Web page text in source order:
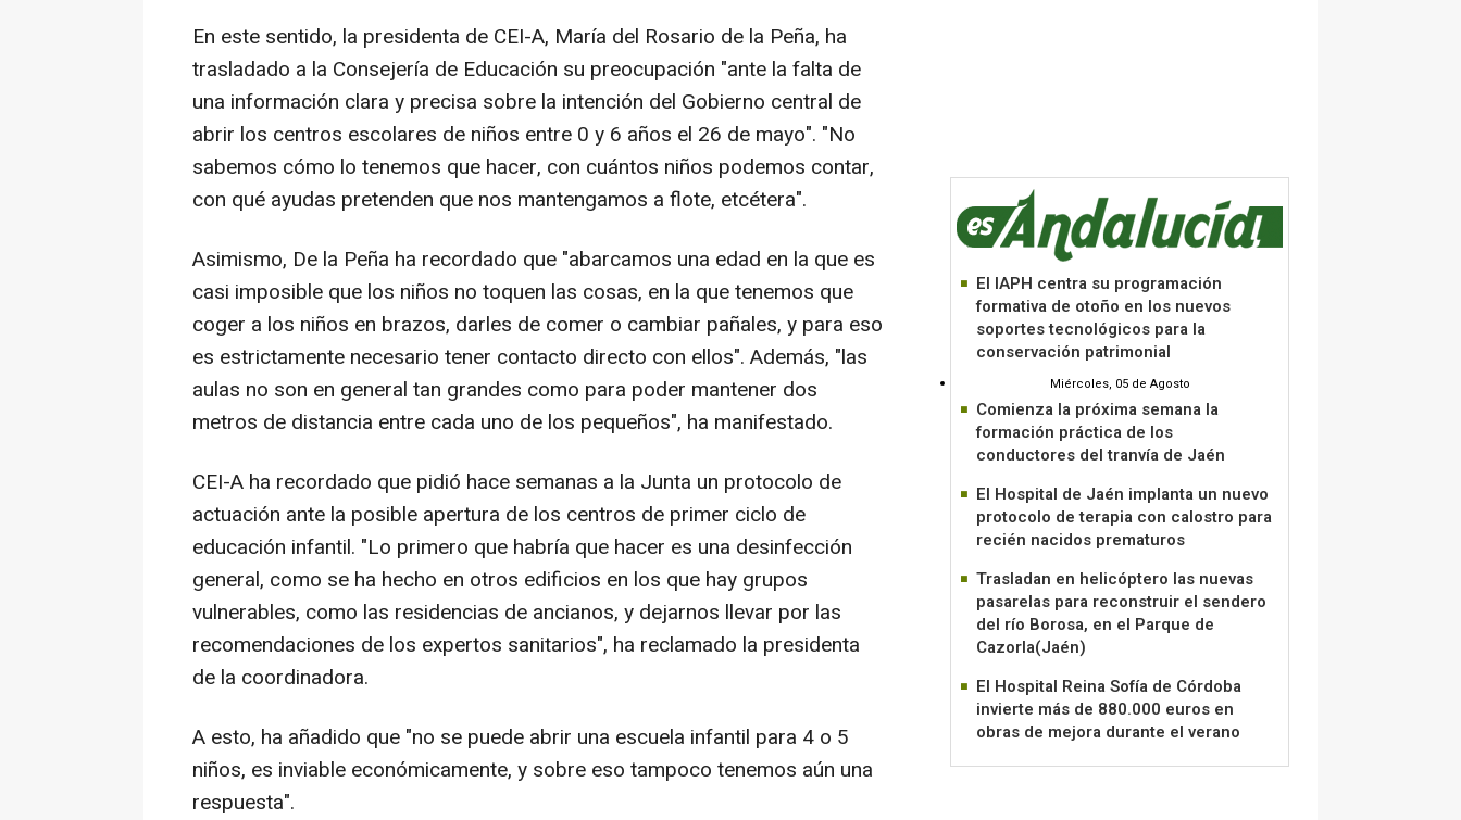
En este sentido, la presidenta de CEI-A, María del Rosario de la Peña, ha
trasladado a la Consejería de Educación su preocupación "ante la falta de
una información clara y precisa sobre la intención del Gobierno central de
abrir los centros escolares de niños entre 0 y 6 años el 26 de mayo". "No
sabemos cómo lo tenemos que hacer, con cuántos niños podemos contar,
con qué ayudas pretenden que nos mantengamos a flote, etcétera".
Asimismo, De la Peña ha recordado que "abarcamos una edad en la que es
casi imposible que los niños no toquen las cosas, en la que tenemos que
coger a los niños en brazos, darles de comer o cambiar pañales, y para eso
es estrictamente necesario tener contacto directo con ellos". Además, "las
aulas no son en general tan grandes como para poder mantener dos
metros de distancia entre cada uno de los pequeños", ha manifestado.
CEI-A ha recordado que pidió hace semanas a la Junta un protocolo de
actuación ante la posible apertura de los centros de primer ciclo de
educación infantil. "Lo primero que habría que hacer es una desinfección
general, como se ha hecho en otros edificios en los que hay grupos
vulnerables, como las residencias de ancianos, y dejarnos llevar por las
recomendaciones de los expertos sanitarios", ha reclamado la presidenta
de la coordinadora.
A esto, ha añadido que "no se puede abrir una escuela infantil para 4 o 5
niños, es inviable económicamente, y sobre eso tampoco tenemos aún una
respuesta".
El IAPH centra su programación
formativa de otoño en los nuevos
soportes tecnológicos para la
conservación patrimonial
Miércoles, 05 de Agosto
Comienza la próxima semana la
formación práctica de los
conductores del tranvía de Jaén
El Hospital de Jaén implanta un nuevo
protocolo de terapia con calostro para
recién nacidos prematuros
Trasladan en helicóptero las nuevas
pasarelas para reconstruir el sendero
del río Borosa, en el Parque de
Cazorla(Jaén)
El Hospital Reina Sofía de Córdoba
invierte más de 880.000 euros en
obras de mejora durante el verano